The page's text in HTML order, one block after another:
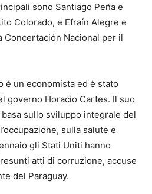
sono Santiago Peña e
Colorado, e Efraín Alegre e
Concertación Nacional per il
è un economista ed è stato
governo Horacio Cartes. Il suo
sullo sviluppo integrale del
sulla salute e
gli Stati Uniti hanno
atti di corruzione, accuse
del Paraguay.